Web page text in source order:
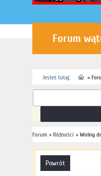
Forum
Jesteś tutaj: »
Forum » Różności » Wolny
powrót